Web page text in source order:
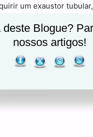
um exaustor
de ventilação
de Renovações de Ar
as suas
Ligue-nos para o
com custo para a
email para
deste Blogue?
nossos artigos!